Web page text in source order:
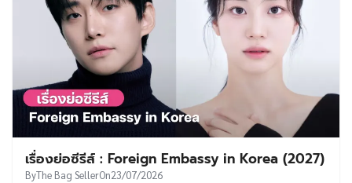
เรื่องย่อซีรีส์ : Foreign Embassy in Korea (2027)
ByThe Bag SellerOn23/07/2026